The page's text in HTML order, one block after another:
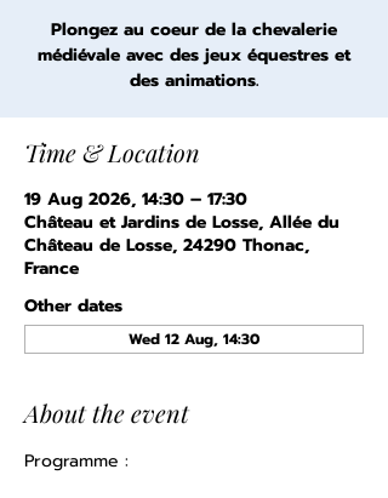
Plongez au coeur de la chevalerie
médiévale avec des jeux équestres et
des animations.
Time & Location
19 Aug 2026, 14:30 – 17:30
Château et Jardins de Losse, Allée du
Château de Losse, 24290 Thonac,
France
Other dates
Wed 12 Aug, 14:30
About the event
Programme :